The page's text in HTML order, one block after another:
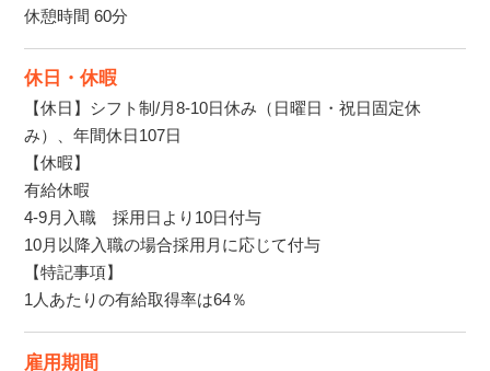
休憩時間 60分
休日・休暇
【休日】シフト制/月8-10日休み（日曜日・祝日固定休
み）、年間休日107日
【休暇】
有給休暇
4-9月入職 採用日より10日付与
10月以降入職の場合採用月に応じて付与
【特記事項】
1人あたりの有給取得率は64％
雇用期間